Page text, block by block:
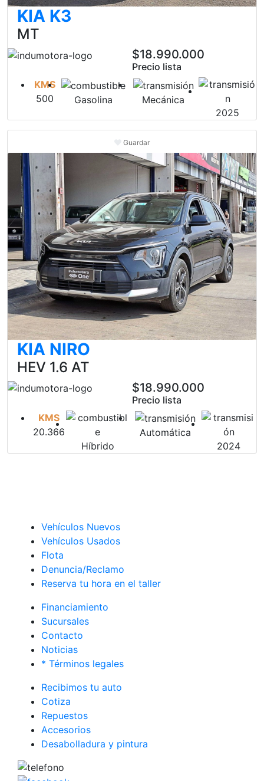
KIA K3
MT
$18.990.000
Precio lista
KMS
500
Gasolina
Mecánica
2025
Guardar
KIA NIRO
HEV 1.6 AT
$18.990.000
Precio lista
KMS
20.366
Híbrido
Automática
2024
Vehículos Nuevos
Vehículos Usados
Flota
Denuncia/Reclamo
Reserva tu hora en el taller
Financiamiento
Sucursales
Contacto
Noticias
* Términos legales
Recibimos tu auto
Cotiza
Repuestos
Accesorios
Desabolladura y pintura